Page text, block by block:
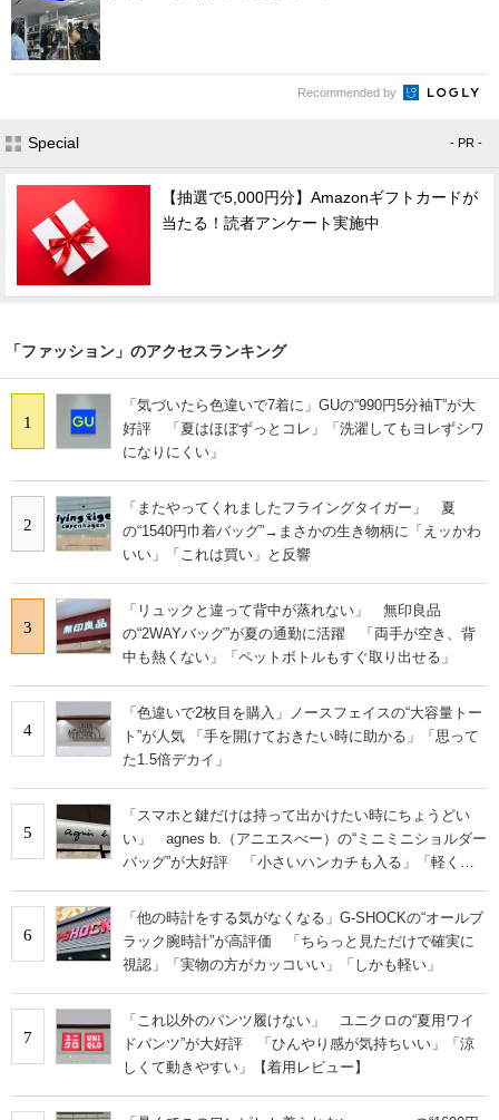
Recommended by
Special - PR -
【抽選で5,000円分】Amazonギフトカードが
当たる！読者アンケート実施中
「ファッション」のアクセスランキング
1
「気づいたら色違いで7着に」GUの“990円5分袖T”が大
好評 「夏はほぼずっとコレ」「洗濯してもヨレずシワ
になりにくい」
2
「またやってくれましたフライングタイガー」 夏
の“1540円巾着バッグ”→まさかの生き物柄に「えッかわ
いい」「これは買い」と反響
3
「リュックと違って背中が蒸れない」 無印良品
の“2WAYバッグ”が夏の通勤に活躍 「両手が空き、背
中も熱くない」「ペットボトルもすぐ取り出せる」
4
「色違いで2枚目を購入」ノースフェイスの“大容量トー
ト”が人気 「手を開けておきたい時に助かる」「思って
た1.5倍デカイ」
5
「スマホと鍵だけは持って出かけたい時にちょうどい
い」 agnes b.（アニエスべー）の“ミニミニショルダー
バッグ”が大好評 「小さいハンカチも入る」「軽くて
6
「他の時計をする気がなくなる」G-SHOCKの“オールブ
ラック腕時計”が高評価 「ちらっと見ただけで確実に
視認」「実物の方がカッコいい」「しかも軽い」
7
「これ以外のパンツ履けない」 ユニクロの“夏用ワイ
ドパンツ”が大好評 「ひんやり感が気持ちいい」「涼
しくて動きやすい」【着用レビュー】